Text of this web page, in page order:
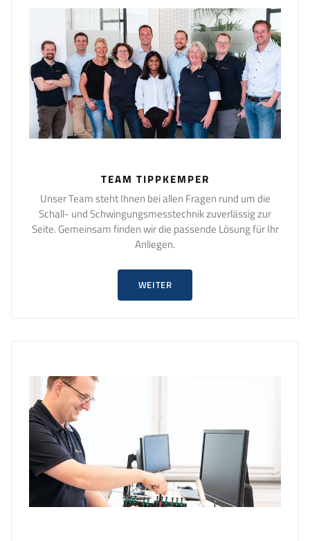
TEAM TIPPKEMPER
Unser Team steht Ihnen bei allen Fragen rund um die
Schall- und Schwingungsmesstechnik zuverlässig zur
Seite. Gemeinsam finden wir die passende Lösung für Ihr
Anliegen.
WEITER